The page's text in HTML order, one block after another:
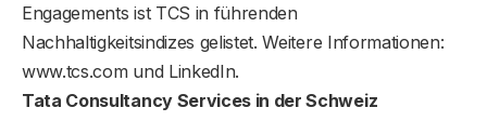
Engagements ist TCS in führenden
Nachhaltigkeitsindizes gelistet. Weitere Informationen:
www.tcs.com und LinkedIn.
Tata Consultancy Services in der Schweiz